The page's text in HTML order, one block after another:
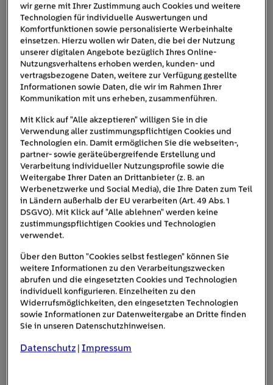
entsprechend ausgestattet ist, erkennt das Fahrzeug, dass
man sich auf dem Heimweg befindet und gibt rechtzeitig
den Befehl, die Heizung hochzudrehen, das Licht
anzuschalten und das Garagentor zu öffnen.
Besonders bequem ist, dassUpdatesfür das
Betriebssystem und die Software – wie beim Smartphone
over-the-air(OTA)ausgespielt werden. Das
Elektroauto bleibt so stets technisch aktuell. Zudem
eröffnen sich für Hersteller und Drittanbieter
Möglichkeiten, zusätzliche Einnahmen zu erzielen. Dies
kann beispielsweise durch das spätere Freischalten
kostenpflichtiger Premium-Funktionen oder durch das
Angebot neuer Dienstleistungen geschehen.
wir gerne mit Ihrer Zustimmung auch Cookies und weitere
Technologien für individuelle Auswertungen und
Komfortfunktionen sowie personalisierte Werbeinhalte
einsetzen. Hierzu wollen wir Daten, die bei der Nutzung
unserer digitalen Angebote bezüglich Ihres Online-
Nutzungsverhaltens erhoben werden, kunden- und
vertragsbezogene Daten, weitere zur Verfügung gestellte
Informationen sowie Daten, die wir im Rahmen Ihrer
Kommunikation mit uns erheben, zusammenführen.
Mit Klick auf "Alle akzeptieren" willigen Sie in die
Verwendung aller zustimmungspflichtigen Cookies und
Technologien ein. Damit ermöglichen Sie die webseiten-,
partner- sowie geräteübergreifende Erstellung und
Verarbeitung individueller Nutzungsprofile sowie die
Weitergabe Ihrer Daten an Drittanbieter (z. B. an
Werbenetzwerke und Social Media), die Ihre Daten zum Teil
in Ländern außerhalb der EU verarbeiten (Art. 49 Abs. 1
DSGVO). Mit Klick auf "Alle ablehnen" werden keine
zustimmungspflichtigen Cookies und Technologien
verwendet.
Über den Button "Cookies selbst festlegen" können Sie
weitere Informationen zu den Verarbeitungszwecken
abrufen und die eingesetzten Cookies und Technologien
individuell konfigurieren. Einzelheiten zu den
Widerrufsmöglichkeiten, den eingesetzten Technologien
sowie Informationen zur Datenweitergabe an Dritte finden
Sie in unseren Datenschutzhinweisen.
Datenschutz |Impressum